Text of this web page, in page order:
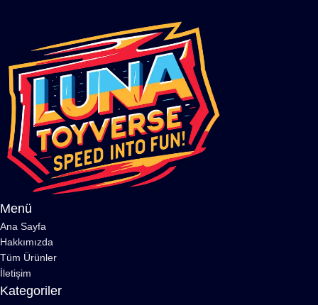
Menü
Ana Sayfa
Hakkımızda
Tüm Ürünler
İletişim
Kategoriler